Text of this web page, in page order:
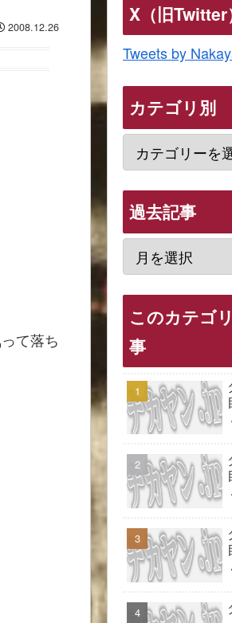
2008.12.26
て落ち
X（旧Twitter
Tweets by
カテゴリ別
過去記事
このカテゴ
事